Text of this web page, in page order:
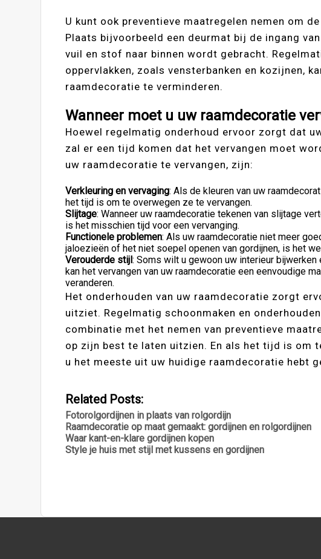
U kunt ook preventieve maatregelen nemen om
Plaats bijvoorbeeld een deurmat bij de ingang
vuil en stof naar binnen wordt gebracht.
oppervlakken, zoals vensterbanken en kozijnen,
raamdecoratie te verminderen.
Wanneer moet u uw raamdecoratie
Hoewel regelmatig onderhoud ervoor zorgt dat
zal er een tijd komen dat het vervangen moet
uw raamdecoratie te vervangen, zijn:
Verkleuring en vervaging: Als de kleuren van uw
het tijd is om te overwegen ze te vervangen.
Slijtage: Wanneer uw raamdecoratie tekenen van slijtage
is het misschien tijd voor een vervanging.
Functionele problemen: Als uw raamdecoratie niet meer
jaloezieën of het niet soepel openen van gordijnen, is het
Verouderde stijl: Soms wilt u gewoon uw interieur
kan het vervangen van uw raamdecoratie een eenvoudige
veranderen.
Het onderhouden van uw raamdecoratie zorgt
uitziet. Regelmatig schoonmaken en
combinatie met het nemen van preventieve
op zijn best te laten uitzien. En als het tijd is om
u het meeste uit uw huidige raamdecoratie hebt
Related Posts:
Fotorolgordijnen in plaats van rolgordijn
Raamdecoratie op maat gemaakt: gordijnen en rolgordijnen
Waar kant-en-klare gordijnen kopen
Style je huis met stijl met kussens en gordijnen